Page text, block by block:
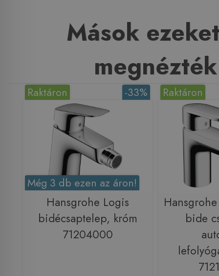
Mások
megnézték
-33%
Raktáron
Még 3 db ezen az áron!
Hansgrohe Logis
bidécsaptelep, króm
71204000
Raktáron
bide